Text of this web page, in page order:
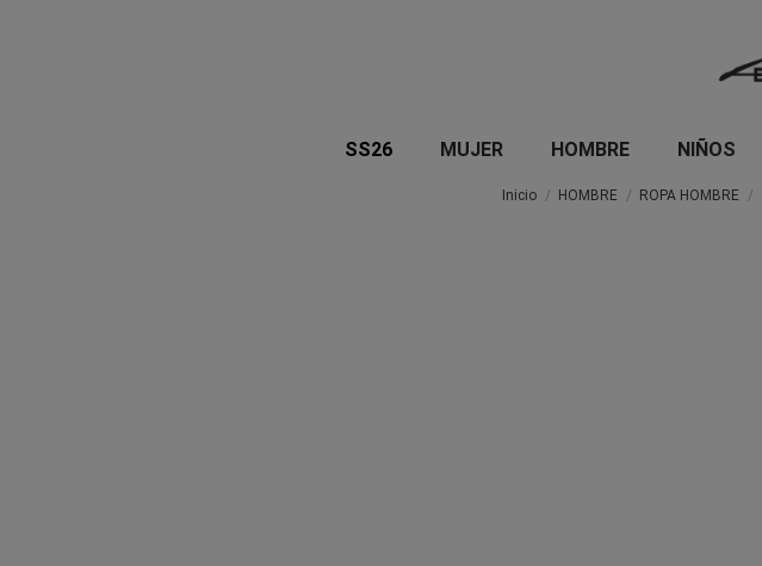
SS26 MUJER HOMBRE NIÑOS
Inicio HOMBRE ROPA HOMBRE